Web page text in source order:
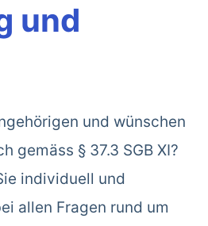
und
und wünschen
gemäss § 37.3 SGB XI?
individuell und
allen Fragen rund um